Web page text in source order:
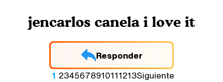
jencarlos canela i love it
Responder
1 2345678910111213Siguiente